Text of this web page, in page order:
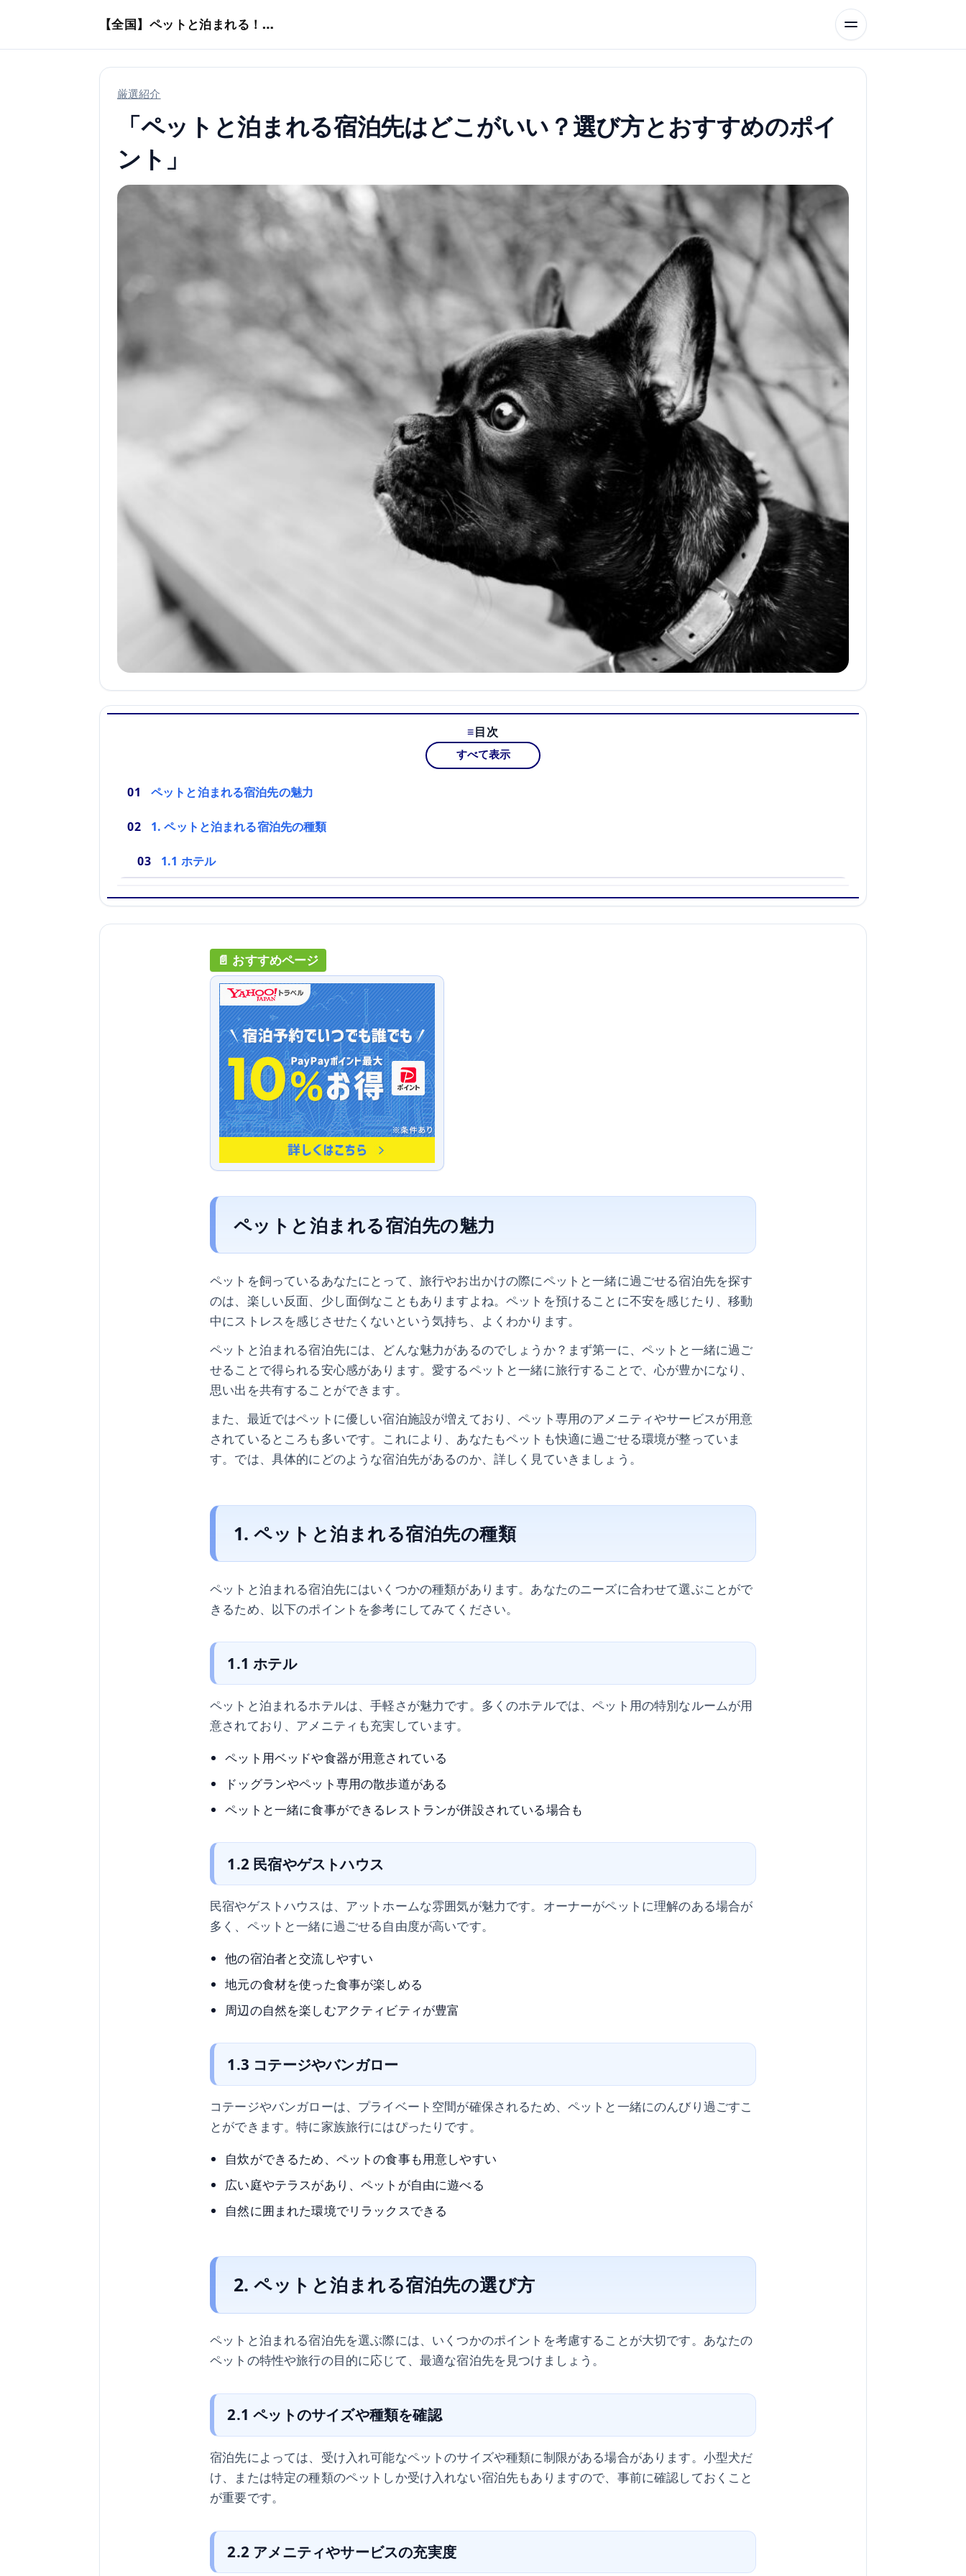
【全国】ペットと泊まれる！ホテル・旅館・ヴィラ
厳選紹介
「ペットと泊まれる宿泊先はどこがいい？選び方とおすすめのポイ
ント」
目次
すべて表示
ペットと泊まれる宿泊先の魅力
1. ペットと泊まれる宿泊先の種類
1.1 ホテル
ペットと泊まれる宿泊先の魅力
ペットを飼っているあなたにとって、旅行やお出かけの際にペットと一緒に過ごせる宿泊先を探す
のは、楽しい反面、少し面倒なこともありますよね。ペットを預けることに不安を感じたり、移動
中にストレスを感じさせたくないという気持ち、よくわかります。
ペットと泊まれる宿泊先には、どんな魅力があるのでしょうか？まず第一に、ペットと一緒に過ご
せることで得られる安心感があります。愛するペットと一緒に旅行することで、心が豊かになり、
思い出を共有することができます。
また、最近ではペットに優しい宿泊施設が増えており、ペット専用のアメニティやサービスが用意
されているところも多いです。これにより、あなたもペットも快適に過ごせる環境が整っていま
す。では、具体的にどのような宿泊先があるのか、詳しく見ていきましょう。
1. ペットと泊まれる宿泊先の種類
ペットと泊まれる宿泊先にはいくつかの種類があります。あなたのニーズに合わせて選ぶことがで
きるため、以下のポイントを参考にしてみてください。
1.1 ホテル
ペットと泊まれるホテルは、手軽さが魅力です。多くのホテルでは、ペット用の特別なルームが用
意されており、アメニティも充実しています。
ペット用ベッドや食器が用意されている
ドッグランやペット専用の散歩道がある
ペットと一緒に食事ができるレストランが併設されている場合も
1.2 民宿やゲストハウス
民宿やゲストハウスは、アットホームな雰囲気が魅力です。オーナーがペットに理解のある場合が
多く、ペットと一緒に過ごせる自由度が高いです。
他の宿泊者と交流しやすい
地元の食材を使った食事が楽しめる
周辺の自然を楽しむアクティビティが豊富
1.3 コテージやバンガロー
コテージやバンガローは、プライベート空間が確保されるため、ペットと一緒にのんびり過ごすこ
とができます。特に家族旅行にはぴったりです。
自炊ができるため、ペットの食事も用意しやすい
広い庭やテラスがあり、ペットが自由に遊べる
自然に囲まれた環境でリラックスできる
2. ペットと泊まれる宿泊先の選び方
ペットと泊まれる宿泊先を選ぶ際には、いくつかのポイントを考慮することが大切です。あなたの
ペットの特性や旅行の目的に応じて、最適な宿泊先を見つけましょう。
2.1 ペットのサイズや種類を確認
宿泊先によっては、受け入れ可能なペットのサイズや種類に制限がある場合があります。小型犬だ
け、または特定の種類のペットしか受け入れない宿泊先もありますので、事前に確認しておくこと
が重要です。
2.2 アメニティやサービスの充実度